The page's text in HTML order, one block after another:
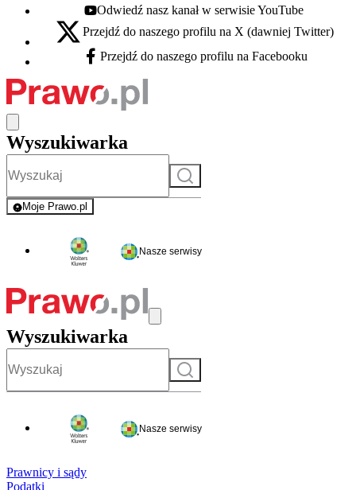
Youtube - otwiera się w nowej karcie
Odwiedź nasz kanał w serwisie YouTube
X - otwiera się w nowej karcie
Przejdź do naszego profilu na X (dawniej Twitter)
Facebook - otwiera się w nowej karcie
Przejdź do naszego profilu na Facebooku
Wyszukiwarka
Szukaj
Moje Prawo.pl
- rejestracja i logowanie do serwisu
Nasze serwisy
Wyszukiwarka
Szukaj
Nasze serwisy
Prawnicy i sądy
Podatki